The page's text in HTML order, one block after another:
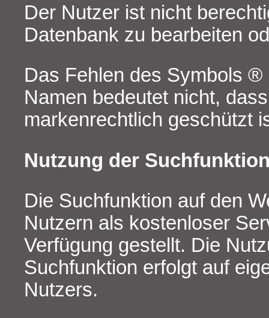
Der Nutzer ist nicht
Datenbank zu bearbeiten
Das Fehlen des Symbols ®
Namen bedeutet nicht,
markenrechtlich geschützt
Nutzung der
Die Suchfunktion auf den
Nutzern als kostenloser
Verfügung gestellt. Die
Suchfunktion erfolgt auf
Nutzers.